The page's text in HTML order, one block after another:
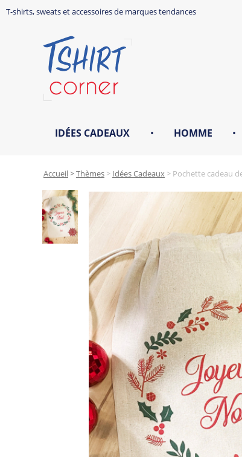
T-shirts, sweats et accessoires de marques tendances
IDÉES CADEAUX • HOMME •
Accueil>Thèmes > Idées Cadeaux > Pochette cadeau